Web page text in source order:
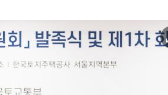
이